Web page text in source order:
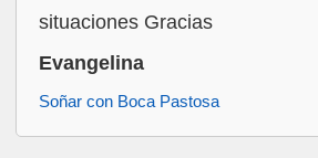
situaciones Gracias
Evangelina
Soñar con Boca Pastosa